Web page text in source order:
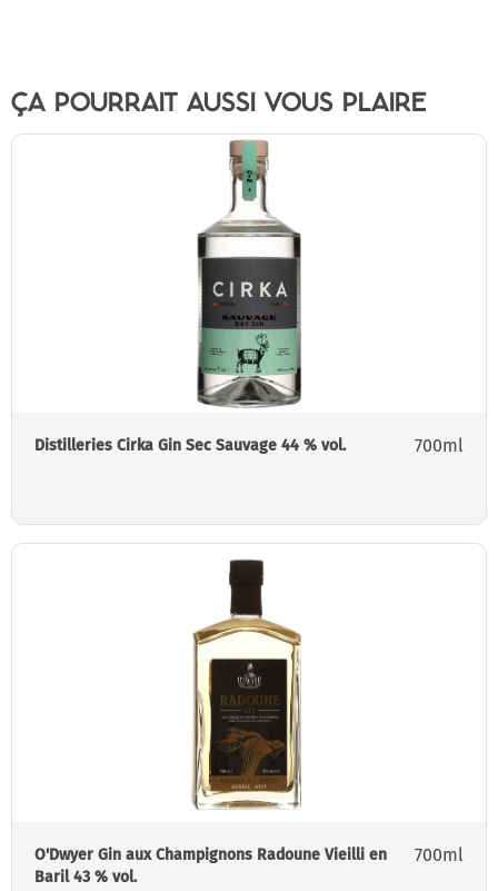
ÇA POURRAIT AUSSI VOUS PLAIRE
Distilleries Cirka Gin Sec Sauvage 44 % vol. 700ml
O'Dwyer Gin aux Champignons Radoune Vieilli en
Baril 43 % vol.
700ml